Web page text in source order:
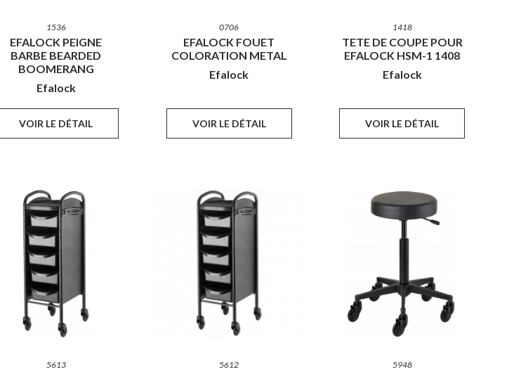
1536
EFALOCK PEIGNE
BARBE BEARDED
BOOMERANG
Efalock
VOIR LE DÉTAIL
0706
EFALOCK FOUET
COLORATION METAL
Efalock
VOIR LE DÉTAIL
1418
TETE DE COUPE POUR
EFALOCK HSM-1 1408
Efalock
VOIR LE DÉTAIL
5613 5612 5948